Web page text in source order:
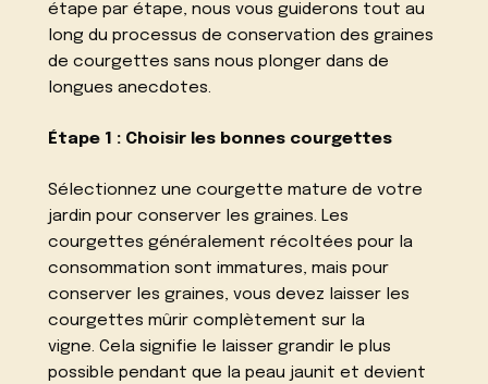
étape par étape, nous vous guiderons tout au
long du processus de conservation des graines
de courgettes sans nous plonger dans de
longues anecdotes.
Étape 1 : Choisir les bonnes courgettes
Sélectionnez une courgette mature de votre
jardin pour conserver les graines. Les
courgettes généralement récoltées pour la
consommation sont immatures, mais pour
conserver les graines, vous devez laisser les
courgettes mûrir complètement sur la
vigne. Cela signifie le laisser grandir le plus
possible pendant que la peau jaunit et devient